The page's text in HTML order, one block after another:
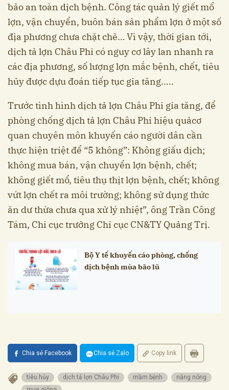
bảo an toàn dịch bệnh. Công tác quản lý giết mổ
lợn, vận chuyển, buôn bán sản phẩm lợn ở một số
địa phương chưa chặt chẽ… Vì vậy, thời gian tới,
dịch tả lợn Châu Phi có nguy cơ lây lan nhanh ra
các địa phương, số lượng lợn mắc bệnh, chết, tiêu
hủy được dựu đoán tiếp tục gia tăng.....
Trước tình hình dịch tả lợn Châu Phi gia tăng, để
phòng chống dịch tả lợn Châu Phi hiệu quảcơ
quan chuyên môn khuyến cáo người dân cần
thực hiện triệt để “5 không”: Không giấu dịch;
không mua bán, vận chuyển lợn bệnh, chết;
không giết mổ, tiêu thụ thịt lợn bệnh, chết; không
vứt lợn chết ra môi trường; không sử dụng thức
ăn dư thừa chưa qua xử lý nhiệt”, ông Trần Công
Tám, Chi cục trưởng Chi cục CN&TY Quảng Trị.
Bộ Y tế khuyến cáo phòng, chống
dịch bệnh mùa bão lũ
Chia sẻ Facebook Chia sẻ Zalo Copy link
tiêu hủy dịch tả lợn Châu Phi mầm bệnh
nắng nóng